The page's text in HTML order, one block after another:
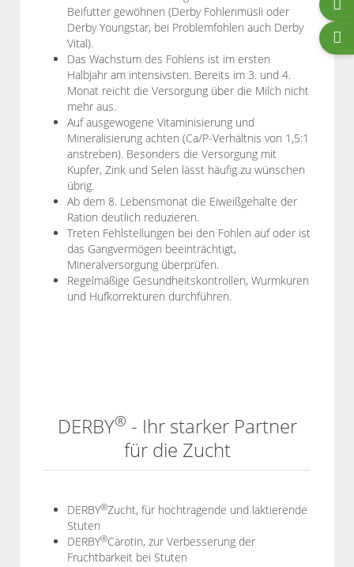
Beifutter gewöhnen (Derby Fohlenmüsli oder
Derby Youngstar, bei Problemfohlen auch Derby
Vital).
Das Wachstum des Fohlens ist im ersten
Halbjahr am intensivsten. Bereits im 3. und 4.
Monat reicht die Versorgung über die Milch nicht
mehr aus.
Auf ausgewogene Vitaminisierung und
Mineralisierung achten (Ca/P-Verhältnis von 1,5:1
anstreben). Besonders die Versorgung mit
Kupfer, Zink und Selen lässt häufig zu wünschen
übrig.
Ab dem 8. Lebensmonat die Eiweißgehalte der
Ration deutlich reduzieren.
Treten Fehlstellungen bei den Fohlen auf oder ist
das Gangvermögen beeinträchtigt,
Mineralversorgung überprüfen.
Regelmäßige Gesundheitskontrollen, Wurmkuren
und Hufkorrekturen durchführen.
DERBY® - Ihr starker Partner
für die Zucht
DERBY®Zucht, für hochtragende und laktierende
Stuten
DERBY®Carotin, zur Verbesserung der
Fruchtbarkeit bei Stuten